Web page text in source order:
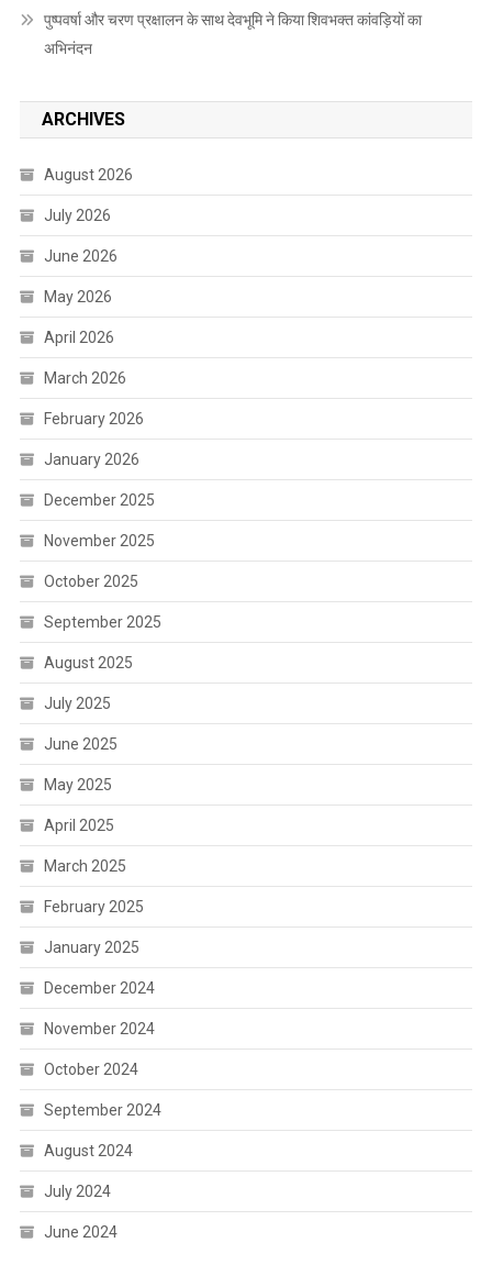
पुष्पवर्षा और चरण प्रक्षालन के साथ देवभूमि ने किया शिवभक्त कांवड़ियों का
अभिनंदन
ARCHIVES
August 2026
July 2026
June 2026
May 2026
April 2026
March 2026
February 2026
January 2026
December 2025
November 2025
October 2025
September 2025
August 2025
July 2025
June 2025
May 2025
April 2025
March 2025
February 2025
January 2025
December 2024
November 2024
October 2024
September 2024
August 2024
July 2024
June 2024